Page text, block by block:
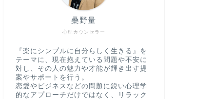
心理カウンセラー
桑野量
『楽にシンプルに自分らしく生きる』を
テーマに、現在抱えている問題や不安に
対し、その人の魅力や才能が輝き出す提
案やサポートを行う。
恋愛やビジネスなどの問題に鋭い心理学
的なアプローチだけではなく、リラック